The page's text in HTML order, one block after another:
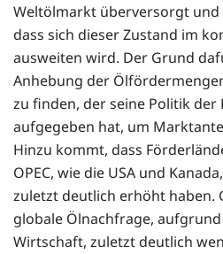
Weltölmarkt überversorgt und
dass sich dieser Zustand im
ausweiten wird. Der Grund
Anhebung der
zu finden, der seine Politik der
aufgegeben hat, um
Hinzu kommt, dass
OPEC, wie die USA und
zuletzt deutlich erhöht haben.
globale Ölnachfrage,
Wirtschaft, zuletzt deutlich